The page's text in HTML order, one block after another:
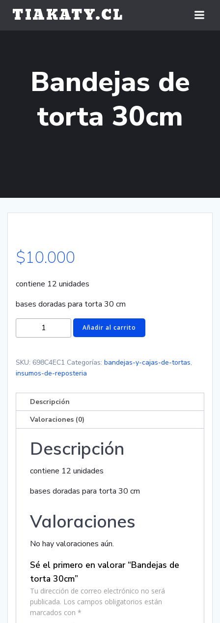
TIAKATY.CL
Bandejas de
torta 30cm
$10.000
contiene 12 unidades
bases doradas para torta 30 cm
Bandejas
de
30cm
cantidad
Añadir al carrito
SKU: 698C4EC1 Categorías: bandejas-y-cajas-de-tortas,
insumos-de-reposteria
Descripción
Valoraciones (0)
Descripción
contiene 12 unidades
bases doradas para torta 30 cm
Valoraciones
No hay valoraciones aún.
Sé el primero en valorar “Bandejas de
torta 30cm”
Tu dirección de correo electrónico no será
publicada. Los campos obligatorios están
marcados con *